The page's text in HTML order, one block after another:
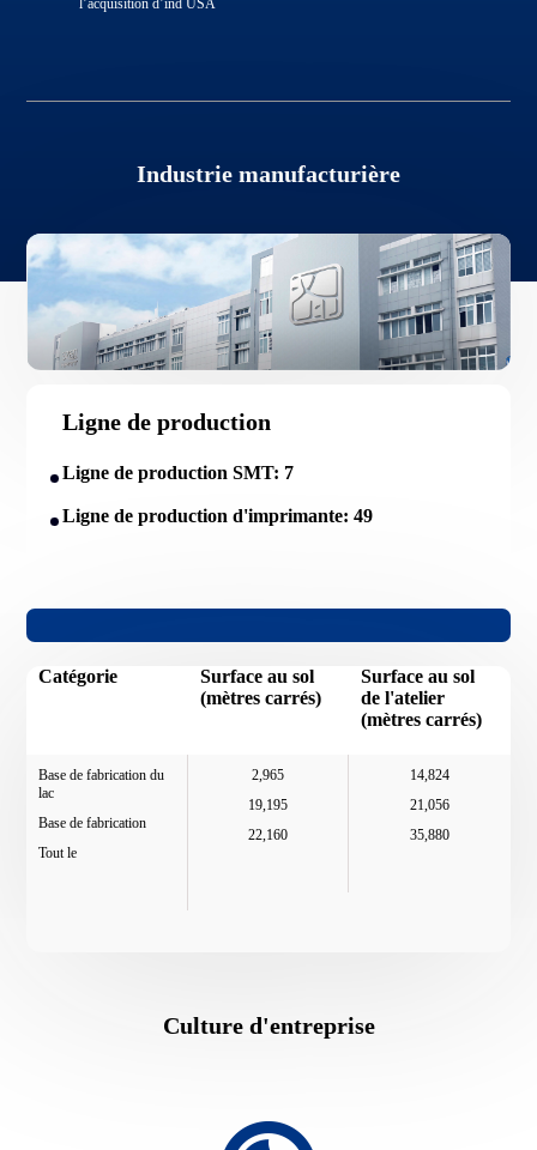
l’acquisition d’ind USA
Industrie manufacturière
Ligne de production
Ligne de production SMT: 7
Ligne de production d'imprimante: 49
Catégorie
Base de fabrication du
lac
Base de fabrication
Tout le
Surface au sol
(mètres carrés)
2,965
19,195
22,160
Surface au sol
de l'atelier
(mètres carrés)
14,824
21,056
35,880
Culture d'entreprise